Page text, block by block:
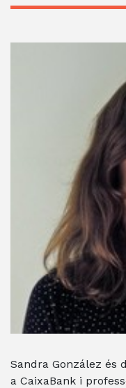
Sandra González és
a CaixaBank i